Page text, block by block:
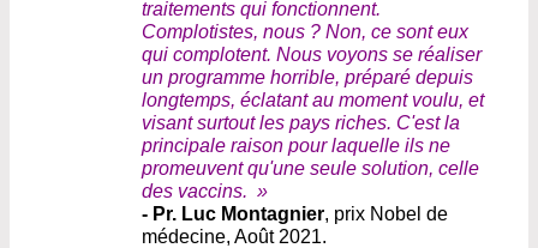
traitements qui fonctionnent.
Complotistes, nous ? Non, ce sont eux
qui complotent. Nous voyons se réaliser
un programme horrible, préparé depuis
longtemps, éclatant au moment voulu, et
visant surtout les pays riches. C'est la
principale raison pour laquelle ils ne
promeuvent qu'une seule solution, celle
des vaccins. »
- Pr. Luc Montagnier, prix Nobel de
médecine, Août 2021.